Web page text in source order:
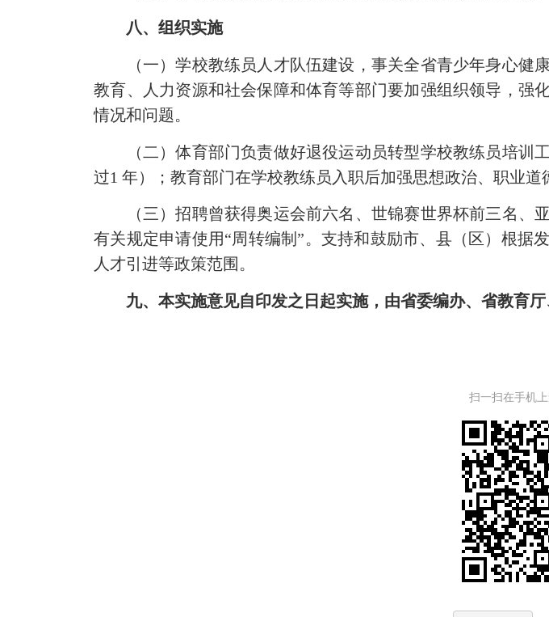
八、组织实施
（一）学校教练员人才队伍建设，事关全省青少年身心健康
教育、人力资源和社会保障和体育等部门要加强组织领导，强
情况和问题。
（二）体育部门负责做好退役运动员转型学校教练员培训
过1 年）；教育部门在学校教练员入职后加强思想政治、职业道
（三）招聘曾获得奥运会前六名、世锦赛世界杯前三名、
有关规定申请使用“周转编制”。支持和鼓励市、县（区）根据
人才引进等政策范围。
九、本实施意见自印发之日起实施，由省委编办、省教育
扫一扫在手机